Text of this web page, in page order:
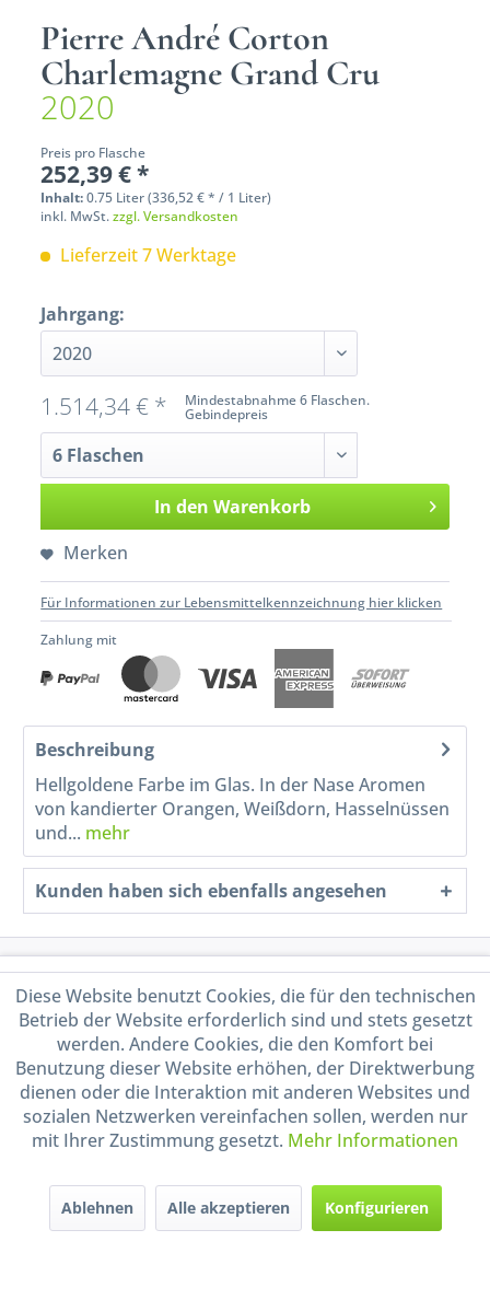
Pierre André Corton
Charlemagne Grand Cru
2020
Preis pro Flasche
252,39 € *
Inhalt:0.75 Liter (336,52 € * / 1 Liter)
inkl. MwSt.zzgl. Versandkosten
Lieferzeit 7 Werktage
Jahrgang:
Mindestabnahme 6 Flaschen.
Gebindepreis
1.514,34 € *
In den Warenkorb
Merken
Für Informationen zur Lebensmittelkennzeichnung hier klicken
Zahlung mit
Beschreibung
Hellgoldene Farbe im Glas. In der Nase Aromen
von kandierter Orangen, Weißdorn, Hasselnüssen
und... mehr
Kunden haben sich ebenfalls angesehen
Shop Service
Informationen
Handel mit BIO-Weinen
durch DE-ÖKO-009
Diese Website benutzt Cookies, die für den technischen
Betrieb der Website erforderlich sind und stets gesetzt
werden. Andere Cookies, die den Komfort bei
Benutzung dieser Website erhöhen, der Direktwerbung
dienen oder die Interaktion mit anderen Websites und
sozialen Netzwerken vereinfachen sollen, werden nur
mit Ihrer Zustimmung gesetzt. Mehr Informationen
Ablehnen Alle akzeptieren Konfigurieren